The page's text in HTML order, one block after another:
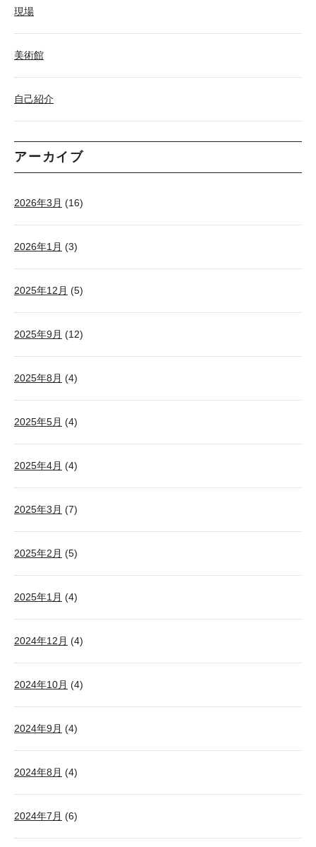
現場
美術館
自己紹介
アーカイブ
2026年3月 (16)
2026年1月 (3)
2025年12月 (5)
2025年9月 (12)
2025年8月 (4)
2025年5月 (4)
2025年4月 (4)
2025年3月 (7)
2025年2月 (5)
2025年1月 (4)
2024年12月 (4)
2024年10月 (4)
2024年9月 (4)
2024年8月 (4)
2024年7月 (6)